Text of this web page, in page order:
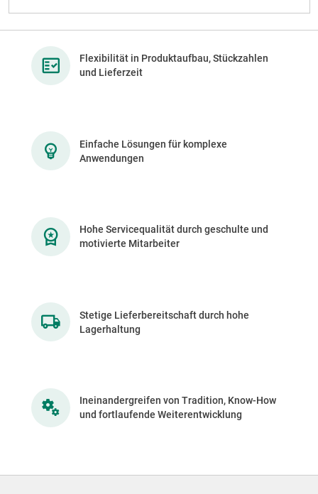
Flexibilität in Produktaufbau, Stückzahlen
und Lieferzeit
Einfache Lösungen für komplexe
Anwendungen
Hohe Servicequalität durch geschulte und
motivierte Mitarbeiter
Stetige Lieferbereitschaft durch hohe
Lagerhaltung
Ineinandergreifen von Tradition, Know-How
und fortlaufende Weiterentwicklung